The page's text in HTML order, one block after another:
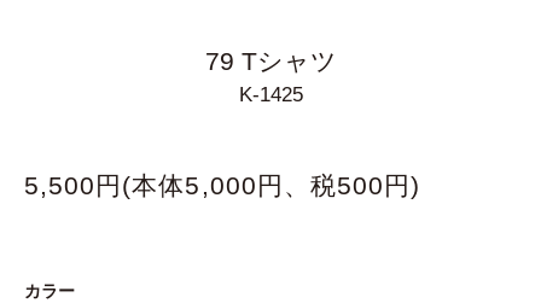
79 Tシャツ
K-1425
5,500円(本体5,000円、税500円)
カラー